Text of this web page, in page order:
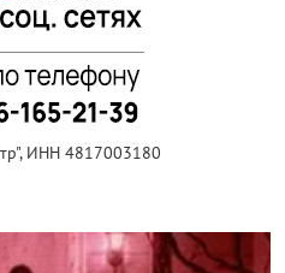
ИНН 4817003180